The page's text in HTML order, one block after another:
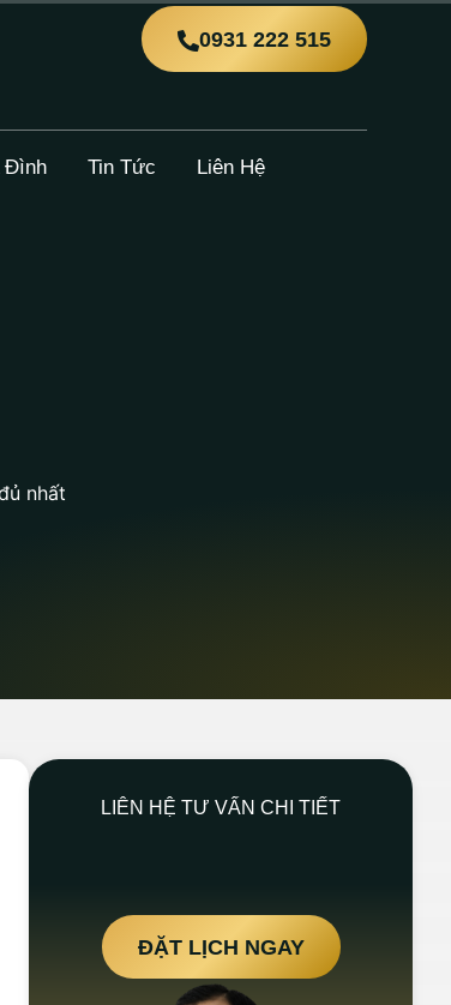
0931 222 515
Đình Tin Tức Liên Hệ
nhất
LIÊN HỆ TƯ VẤN CHI TIẾT
ĐẶT LỊCH NGAY